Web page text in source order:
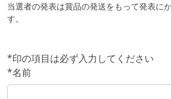
当選者の発表は賞品の発送をもって発表に
す。
*印の項目は必ず入力してください
*名前